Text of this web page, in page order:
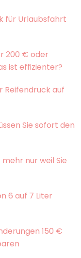
für Urlaubsfahrt
200 € oder
ist effizienter?
Reifendruck auf
Sie sofort den
nur weil Sie
6 auf 7 Liter
150 €